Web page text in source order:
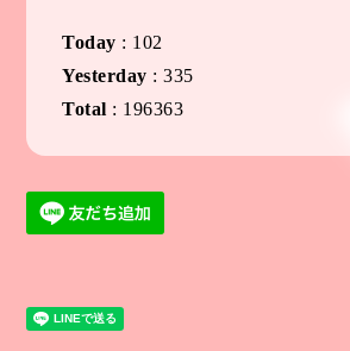
Today : 102
Yesterday :335
Total : 196363